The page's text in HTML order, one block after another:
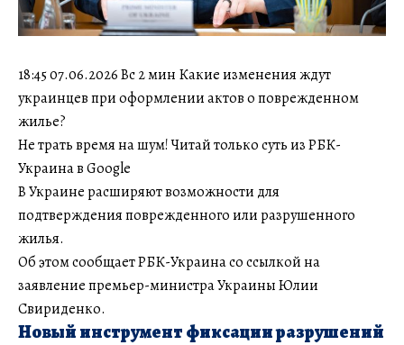
18:45 07.06.2026 Вс 2 мин Какие изменения ждут
украинцев при оформлении актов о поврежденном
жилье?
Не трать время на шум! Читай только суть из РБК-
Украина в Google
В Украине расширяют возможности для
подтверждения поврежденного или разрушенного
жилья.
Об этом сообщает РБК-Украина со ссылкой на
заявление премьер-министра Украины Юлии
Свириденко.
Новый инструмент фиксации разрушений